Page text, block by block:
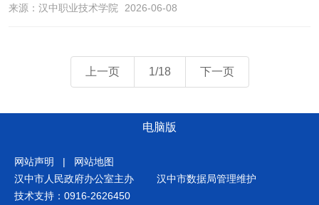
来源： 汉中职业技术学院 2026-06-08
上一页 1/18 下一页
电脑版
网站声明 |
网站地图
汉中市人民政府办公室主办
汉中市数据局管理维护
技术支持：0916-2626450